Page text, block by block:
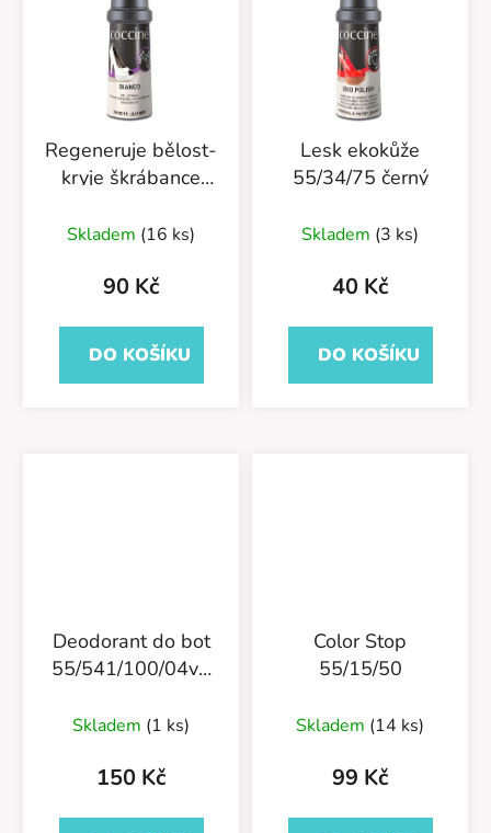
Regeneruje bělost-
kryje škrábance
Skladem (16 ks)
90 Kč
DO KOŠÍKU
Lesk ekokůže
55/34/75 černý
Skladem (3 ks)
40 Kč
DO KOŠÍKU
Deodorant do bot
55/541/100/04v1
Skladem (1 ks)
150 Kč
Color Stop
55/15/50
Skladem (14 ks)
99 Kč